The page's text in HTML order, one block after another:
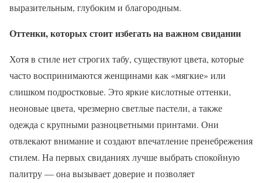
выразительным, глубоким и благородным.
Оттенки, которых стоит избегать на важном свидании
Хотя в стиле нет строгих табу, существуют цвета, которые
часто воспринимаются женщинами как «мягкие» или
слишком подростковые. Это яркие кислотные оттенки,
неоновые цвета, чрезмерно светлые пастели, а также
одежда с крупными разноцветными принтами. Они
отвлекают внимание и создают впечатление пренебрежения
стилем. На первых свиданиях лучше выбрать спокойную
палитру — она вызывает доверие и позволяет